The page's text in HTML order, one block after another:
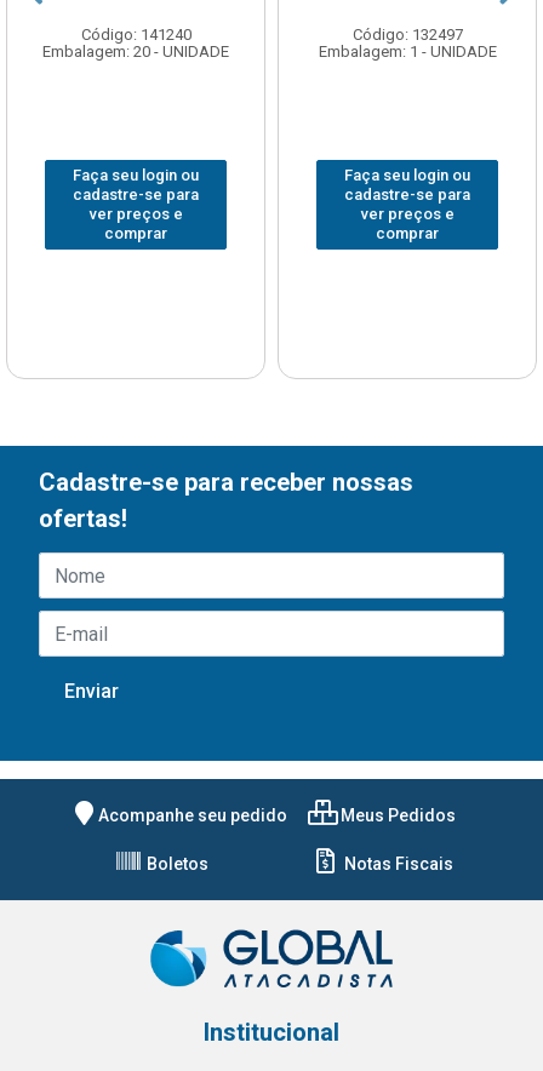
Código: 141240
Embalagem: 20 - UNIDADE
Faça seu login ou
cadastre-se para
ver preços e
comprar
Código: 132497
Embalagem: 1 - UNIDADE
Faça seu login ou
cadastre-se para
ver preços e
comprar
Cadastre-se para receber nossas
ofertas!
Acompanhe seu pedido Meus Pedidos
Boletos Notas Fiscais
Institucional